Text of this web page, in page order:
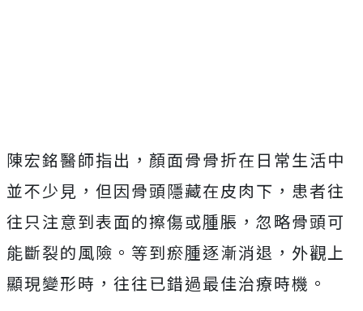
陳宏銘醫師指出，顏面骨骨折在日常生活中
並不少見，但因骨頭隱藏在皮肉下，患者往
往只注意到表面的擦傷或腫脹，忽略骨頭可
能斷裂的風險。等到瘀腫逐漸消退，外觀上
顯現變形時，往往已錯過最佳治療時機。